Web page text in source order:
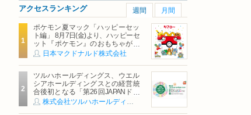
アクセスランキング 週間 月間
ポケモン夏マック「ハッピーセッ
ト編」 8月7日(金)より、ハッピーセ
ット『ポケモン』のおもちゃが期
間限定登場
日本マクドナルド株式会社
ツルハホールディングス、ウエル
シアホールディングスとの経営統
合後初となる「第26回JAPANドラ
ッグストアショー」に出展
株式会社ツルハホールディングス